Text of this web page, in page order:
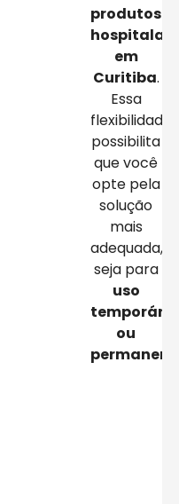
produtos
hospitalares
em
Curitiba.
Essa
flexibilidade
possibilita
que você
opte pela
solução
mais
adequada,
seja para
uso
temporário
ou
permanente